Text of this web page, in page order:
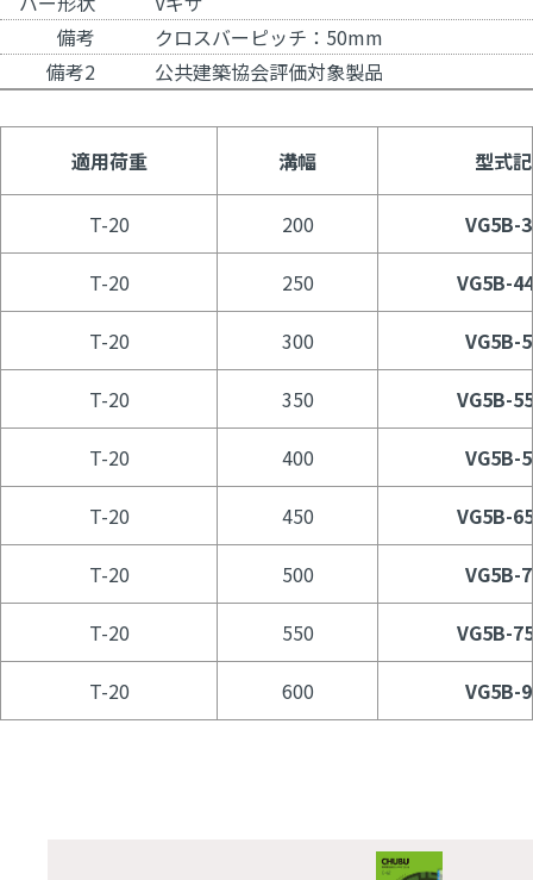
備考
クロスバーピッチ：50mm
備考2
公共建築協会評価対象製品
適用荷重 溝幅 型式
T-20 200 VG5B-
T-20 250 VG5B-
T-20 300 VG5B-
T-20 350 VG5B-
T-20 400 VG5B-
T-20 450 VG5B-
T-20 500 VG5B-
T-20 550 VG5B-
T-20 600 VG5B-